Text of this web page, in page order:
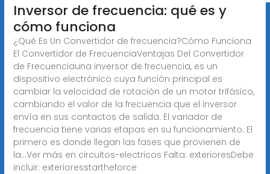
Inversor de frecuencia: qué es y
cómo funciona
¿Qué Es Un Convertidor de frecuencia?Cómo Funciona
El Convertidor de FrecuenciaVentajas Del Convertidor
de Frecuenciauna inversor de frecuencia, es un
dispositivo electrónico cuya función principal es
cambiar la velocidad de rotación de un motor trifásico,
cambiando el valor de la frecuencia que el inversor
envía en sus contactos de salida. El variador de
frecuencia tiene varias etapas en su funcionamiento. El
primero es donde llegan las fases que provienen de
la...Ver más en circuitos-electricos Falta: exterioresDebe
incluir: exterioresstartheforce